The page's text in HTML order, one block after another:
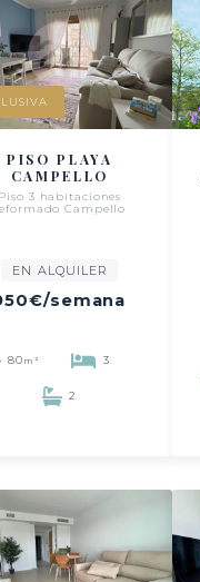
PISO PLAYA
CAMPELLO
3 habitaciones
Campello
EN ALQUILER
/semana
80 m² 3
2